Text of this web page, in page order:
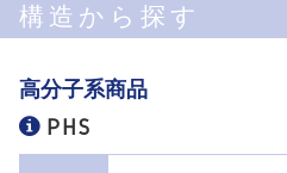
構造から探す
高分子系商品
PHS